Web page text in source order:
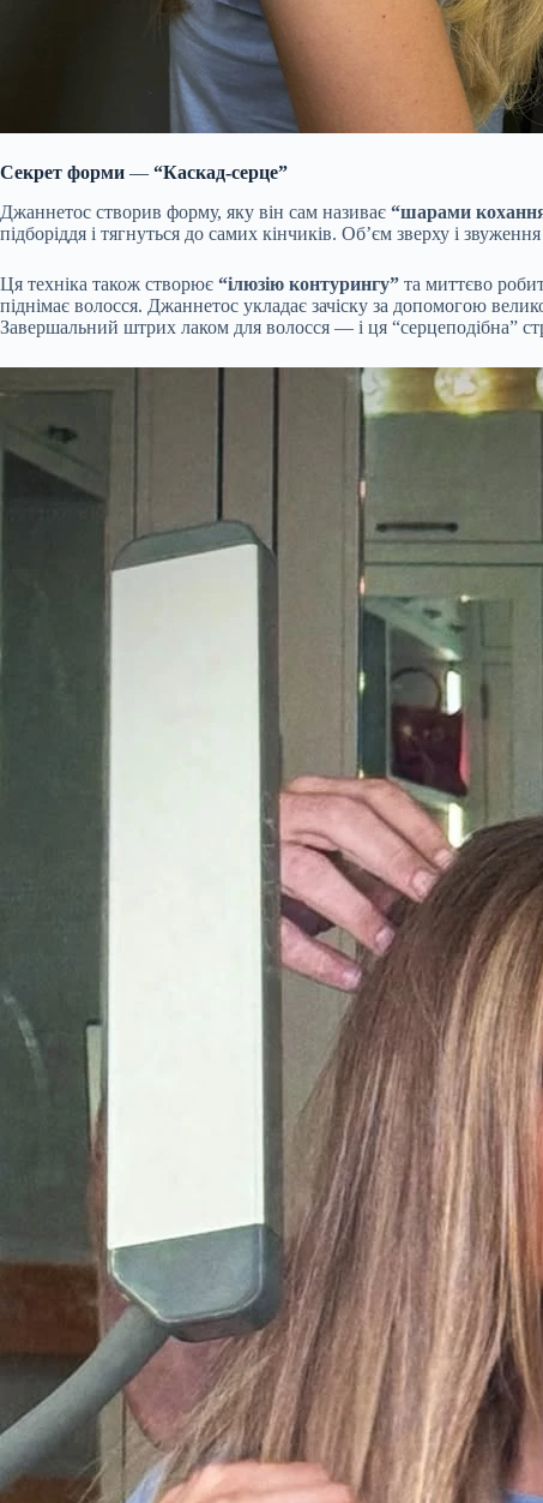
Секрет форми — “Каскад-серце”
Джаннетос створив форму, яку він сам називає “шарами
підборіддя і тягнуться до самих кінчиків. Об’єм зверху і
Ця техніка також створює “ілюзію контурингу” та миттєво
піднімає волосся. Джаннетос укладає зачіску за допомогою
Завершальний штрих лаком для волосся — і ця “серцеподібна”